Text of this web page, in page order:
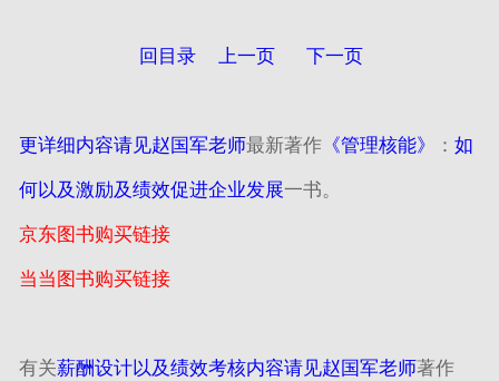
回目录 上一页 下一页
更详细内容请见赵国军老师最新著作《管理核能》 ： 如
何以及激励及绩效促进企业发展一书。
京东图书购买链接
当当图书购买链接
有关薪酬设计以及绩效考核内容请见赵国军老师著作